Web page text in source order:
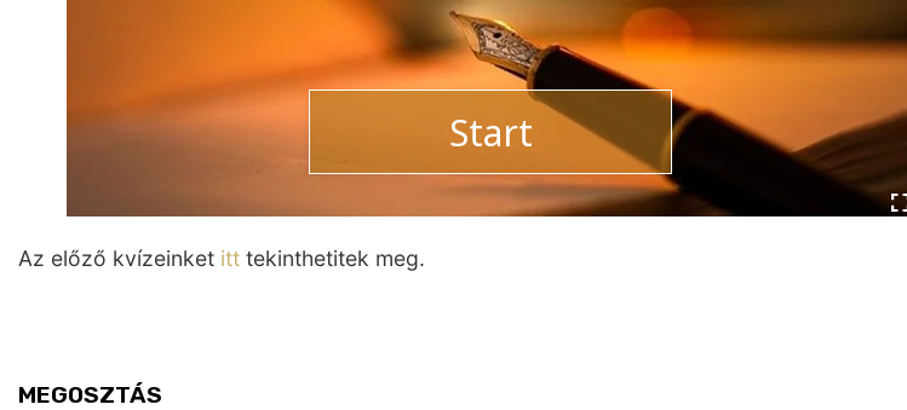
Az előző kvízeinket itt tekinthetitek meg.
MEGOSZTÁS